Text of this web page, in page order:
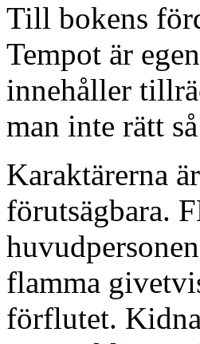
Till bokens
Tempot är
innehåller
man inte rätt
Karaktärerna
förutsägbara.
flamma
förflutet.